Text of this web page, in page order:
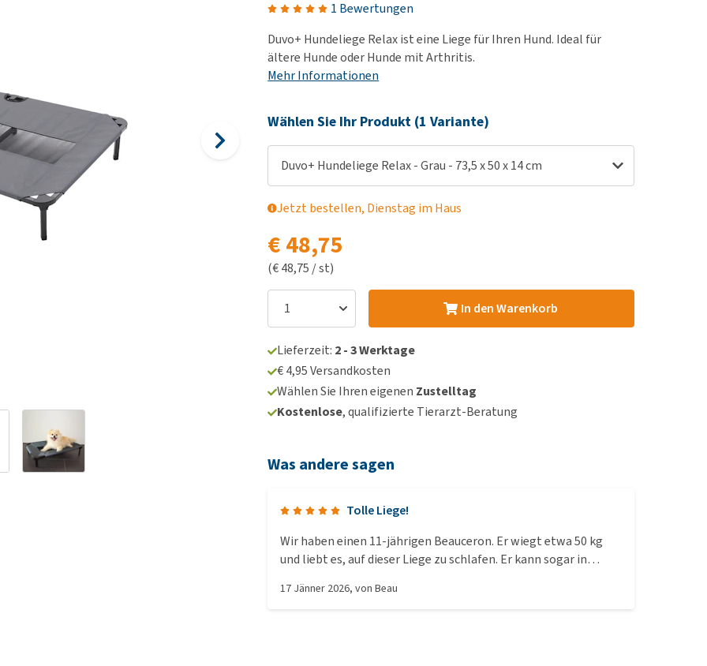
Alles ansehen
Alles ansehen
Harn-, Nieren- und
Haut-/Fellprobleme und
Juckreiz
Alles ansehen
1 Bewertungen
Duvo+ Hundeliege Relax ist eine Liege für Ihren Hund. Ideal für
ältere Hunde oder Hunde mit Arthritis.
Mehr Informationen
Wählen Sie Ihr Produkt (1 Variante)
Duvo+ Hundeliege Relax - Grau - 73,5 x 50 x 14 cm
Jetzt bestellen, Dienstag im Haus
€ 48,75
(€ 48,75 / st)
In den Warenkorb
Lieferzeit: 2 - 3 Werktage
€ 4,95 Versandkosten
Wählen Sie Ihren eigenen Zustelltag
Kostenlose, qualifizierte Tierarzt-Beratung
Was andere sagen
Tolle Liege!
Wir haben einen 11-jährigen Beauceron. Er wiegt etwa 50 kg
und liebt es, auf dieser Liege zu schlafen. Er kann sogar in
sind so froh, dass wir sie für ihn gekauft haben.
17 Jänner 2026, vonBeau